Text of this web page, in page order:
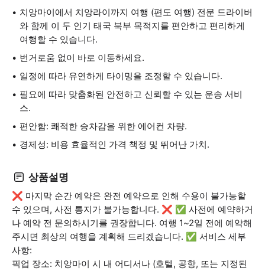
치앙마이에서 치앙라이까지 여행 (편도 여행) 전문 드라이버
와 함께 이 두 인기 태국 북부 목적지를 편안하고 편리하게
여행할 수 있습니다.
번거로움 없이 바로 이동하세요.
일정에 따라 유연하게 타이밍을 조정할 수 있습니다.
필요에 따라 맞춤화된 안전하고 신뢰할 수 있는 운송 서비
스.
편안함: 쾌적한 승차감을 위한 에어컨 차량.
경제성: 비용 효율적인 가격 책정 및 뛰어난 가치.
상품설명
❌ 마지막 순간 예약은 완전 예약으로 인해 수용이 불가능할
수 있으며, 사전 통지가 불가능합니다. ❌ ✅ 사전에 예약하거
나 예약 전 문의하시기를 권장합니다. 여행 1~2일 전에 예약해
주시면 최상의 여행을 계획해 드리겠습니다. ✅ 서비스 세부
사항:
픽업 장소: 치앙마이 시 내 어디서나 (호텔, 공항, 또는 지정된